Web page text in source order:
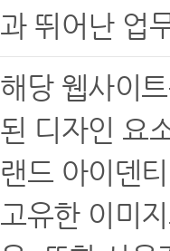
과 뛰어난 업
해당 웹사이
된 디자인 요
랜드 아이덴
고유한 이미